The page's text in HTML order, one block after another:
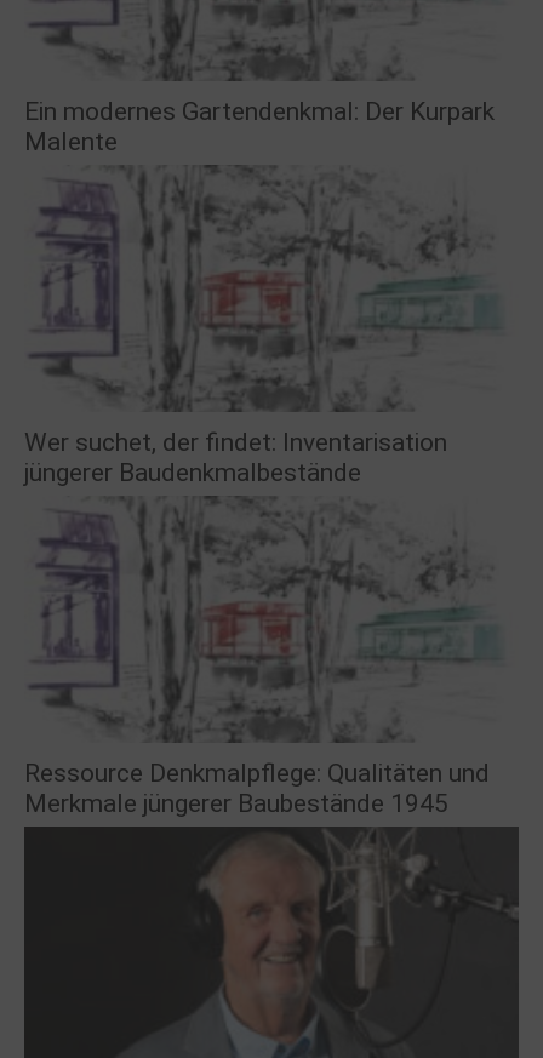
Ein modernes Gartendenkmal: Der Kurpark
Malente
Wer suchet, der findet: Inventarisation
jüngerer Baudenkmalbestände
Ressource Denkmalpflege: Qualitäten und
Merkmale jüngerer Baubestände 1945